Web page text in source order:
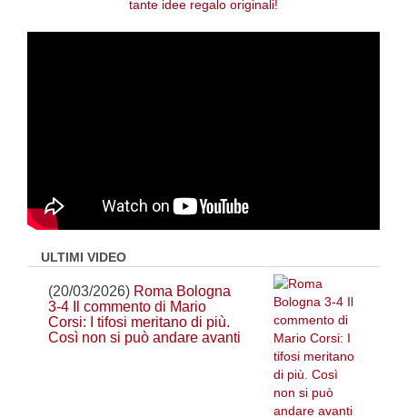
ULTIMI VIDEO
(20/03/2026) Roma Bologna
3-4 Il commento di Mario
Corsi: I tifosi meritano di più.
Così non si può andare avanti